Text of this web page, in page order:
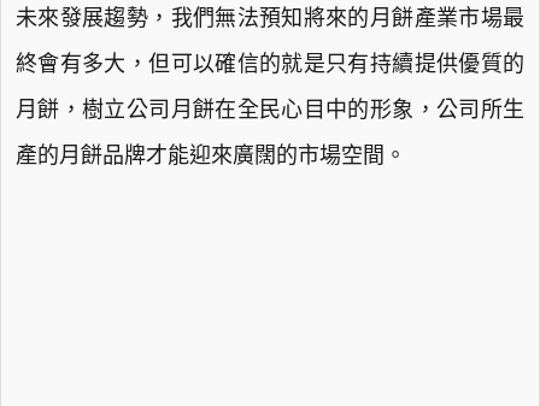
未來發展趨勢，我們無法預知將來的月餅產業市場最
終會有多大，但可以確信的就是只有持續提供優質的
月餅，樹立公司月餅在全民心目中的形象，公司所生
產的月餅品牌才能迎來廣闊的市場空間。